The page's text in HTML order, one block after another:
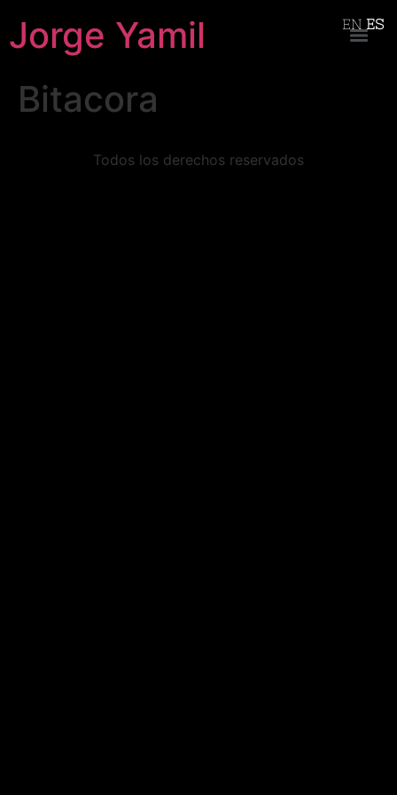
Jorge Yamil
Bitacora
Todos los derechos reservados
EN ES